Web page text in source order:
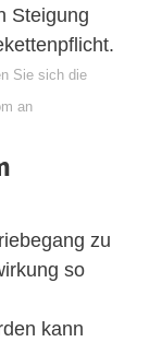
Steigung
Sie sich die
an
zu
so
kann